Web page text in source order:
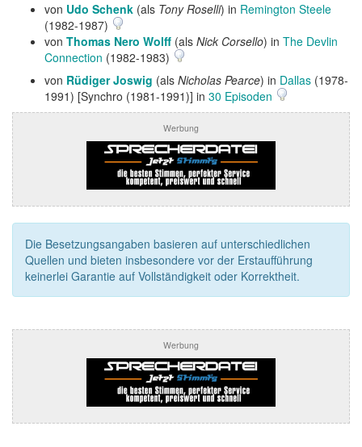
von Udo Schenk (als Tony Roselli) in Remington Steele
(1982-1987)
von Thomas Nero Wolff (als Nick Corsello) in The Devlin
Connection (1982-1983)
von Rüdiger Joswig (als Nicholas Pearce) in Dallas (1978-
1991) [Synchro (1981-1991)] in 30 Episoden
Werbung
Die Besetzungsangaben basieren auf unterschiedlichen
Quellen und bieten insbesondere vor der Erstaufführung
keinerlei Garantie auf Vollständigkeit oder Korrektheit.
Werbung